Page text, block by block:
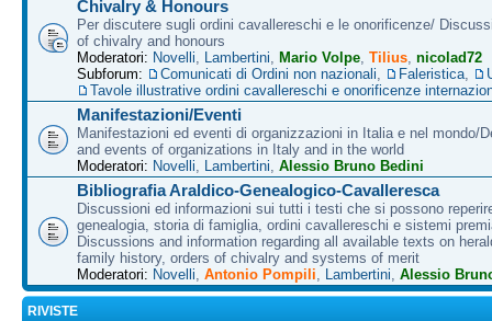
Chivalry & Honours
Per discutere sugli ordini cavallereschi e le onorificenze/
of chivalry and honours
Moderatori: Novelli Lambertini Mario Volpe Tilius nicolad72
Subforum:
Comunicati di Ordini non nazionali Faleristica
Tavole illustrative ordini cavallereschi e onorificenze
Manifestazioni/Eventi
Manifestazioni ed eventi di organizzazioni in Italia e nel mondo/
and events of organizations in Italy and in the world
Moderatori: Novelli Lambertini Alessio Bruno Bedini
Bibliografia Araldico-Genealogico-Cavalleresca
Discussioni ed informazioni sui tutti i testi che si possono
genealogia, storia di famiglia, ordini cavallereschi e sistemi
Discussions and information regarding all available texts on
family history, orders of chivalry and systems of merit
Moderatori: Novelli Antonio Pompili Lambertini Alessio
RIVISTE